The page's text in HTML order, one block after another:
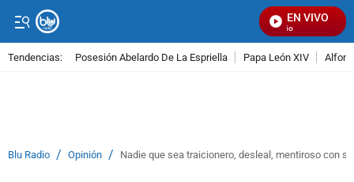
EN VIVO
Tendencias: Posesión Abelardo De La Espriella Papa León XIV
Blu Radio / Opinión / Nadie que sea traicionero, desleal, mentiroso con